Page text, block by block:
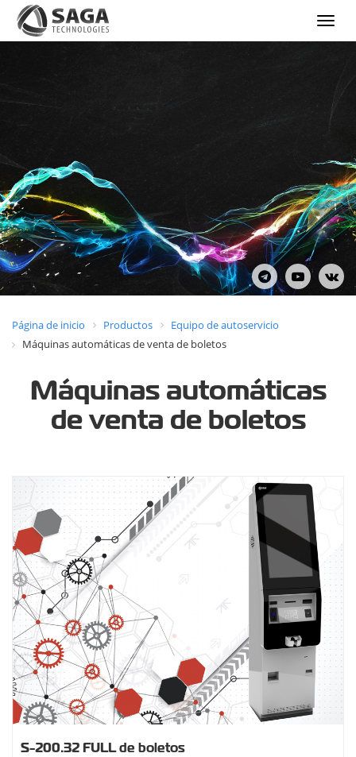
Show
menu
Página de inicio Productos
Equipo de autoservicio
Máquinas automáticas de venta de boletos
Máquinas automáticas
de venta de boletos
S-200.32 FULL de boletos